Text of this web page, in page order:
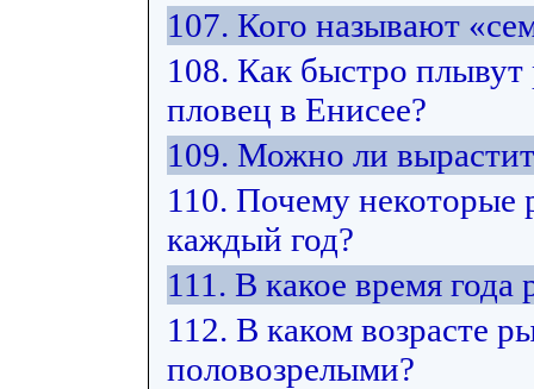
107. Кого называют
108. Как быстро
пловец в Енисее?
109. Можно ли
110. Почему
каждый год?
111. В какое время
112. В каком возрасте
половозрелыми?